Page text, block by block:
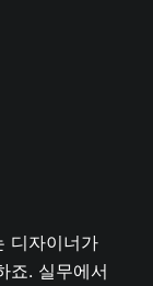
디자이너가
죠. 실무에서